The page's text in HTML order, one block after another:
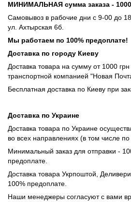
МИНИМАЛЬНАЯ сумма заказа -
Самовывоз в рабочие дни с 9-00 до
ул. Ахтырская 6б.
Мы работаем по 100% предоплате!
Доставка по городу Киеву
Доставка товара на сумму от 1000
транспортной компанией "Новая
Бесплатная доставка по Киеву при
Доставка по Украине
Доставка товара по Украине
во всех направлениях (в том числе по
Минимальный заказ для отправки -
предоплате.
Доставка товара Укрпоштой,
100% предоплате.
Наши менеджеры согласуют с вами